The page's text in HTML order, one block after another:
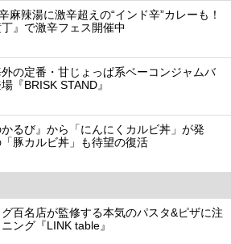
麻辣湯に激辛超えの“インド辛”カレーも！
丁』で激辛フェス開催中
の定番・甘じょっぱ系ベーコンジャムバ
『BRISK STAND』
かるび』から「にんにくカルビ丼」が発
豚カルビ丼」も待望の復活
百名店が監修する本気のパスタ&ピザに注
ング『LINK table』